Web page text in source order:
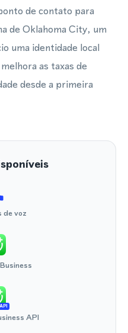
de contato para
de Oklahoma City, um
uma identidade local
as taxas de
desde a primeira
de voz
API
API